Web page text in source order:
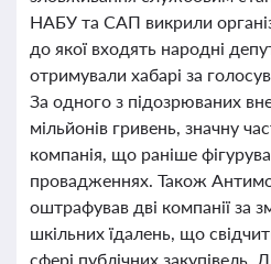
НАБУ та САП викрили
до якої входять народні
отримували хабарі за
За одного з підозрюваних
мільйонів гривень, значну
компанія, що раніше
провадженнях. Також
оштрафував дві компанії за
шкільних їдалень, що
сфері публічних